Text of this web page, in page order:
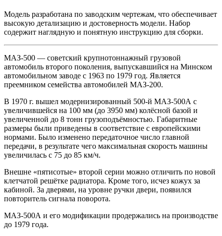
Модель разработана по заводским чертежам, что обеспечивает
высокую детализацию и достоверность модели. Набор
содержит наглядную и понятную инструкцию для сборки.
МАЗ-500 — советский крупнотоннажный грузовой
автомобиль второго поколения, выпускавшийся на Минском
автомобильном заводе с 1963 по 1979 год. Является
преемником семейства автомобилей МАЗ-200.
В 1970 г. вышел модернизированный 500-й МАЗ-500А с
увеличившейся на 100 мм (до 3950 мм) колёсной базой и
увеличенной до 8 тонн грузоподъёмностью. Габаритные
размеры были приведены в соответствие с европейскими
нормами. Было изменено передаточное число главной
передачи, в результате чего максимальная скорость машины
увеличилась с 75 до 85 км/ч.
Внешне «пятисотые» второй серии можно отличить по новой
клетчатой решётке радиатора. Кроме того, исчез кожух за
кабиной. За дверями, на уровне ручки двери, появился
повторитель сигнала поворота.
МАЗ-500А и его модификации продержались на производстве
до 1979 года.